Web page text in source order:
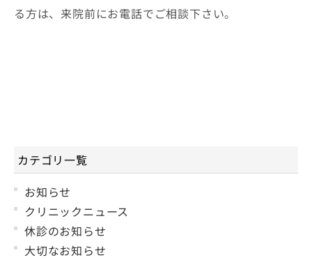
る方は、来院前にお電話でご相談下さい。
カテゴリ一覧
お知らせ
クリニックニュース
休診のお知らせ
大切なお知らせ